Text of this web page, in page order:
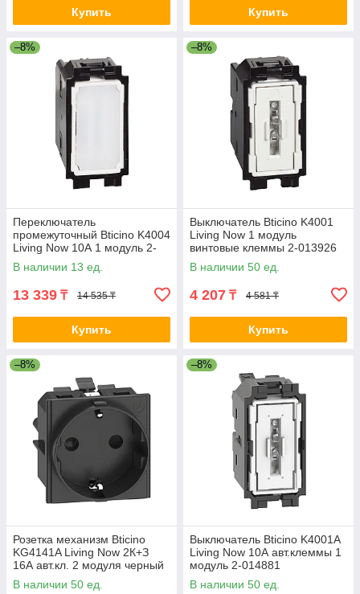
Купить Купить
–8%
Переключатель
промежуточный Bticino K4004
Living Now 10А 1 модуль 2-
013923
В наличии 13 ед.
13 339 ₸ 14 535 ₸
Купить
–8%
Выключатель Bticino K4001
Living Now 1 модуль
винтовые клеммы 2-013926
В наличии 50 ед.
4 207 ₸ 4 581 ₸
Купить
–8%
Розетка механизм Bticino
KG4141A Living Now 2К+З
16А авт.кл. 2 модуля черный
2-014344
В наличии 50 ед.
–8%
Выключатель Bticino K4001A
Living Now 10А авт.клеммы 1
модуль 2-014881
В наличии 50 ед.